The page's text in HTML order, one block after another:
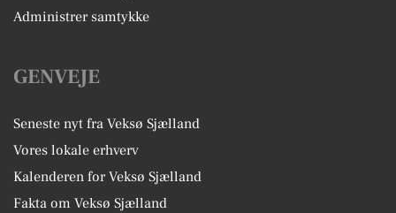
Administrer samtykke
GENVEJE
Seneste nyt fra Veksø Sjælland
Vores lokale erhverv
Kalenderen for Veksø Sjælland
Fakta om Veksø Sjælland